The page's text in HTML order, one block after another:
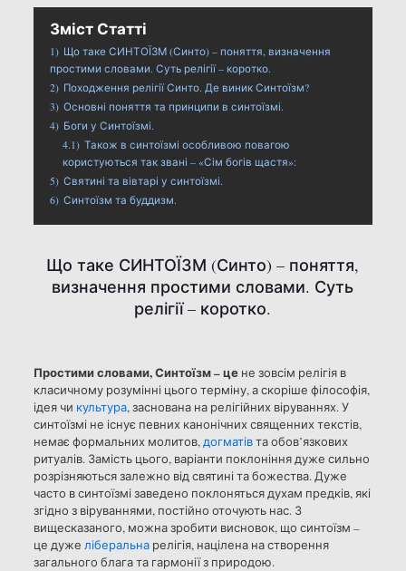
Зміст Статті
1) Що таке СИНТОЇЗМ (Синто) – поняття, визначення
простими словами. Суть релігії – коротко.
2) Походження релігії Синто. Де виник Синтоїзм?
3) Основні поняття та принципи в синтоїзмі.
4) Боги у Синтоїзмі.
4.1) Також в синтоїзмі особливою повагою
користуються так звані – «Сім богів щастя»:
5) Святині та вівтарі у синтоїзмі.
6) Синтоїзм та буддизм.
Що таке СИНТОЇЗМ (Синто) – поняття,
визначення простими словами. Суть
релігії – коротко.
Простими словами, Синтоїзм – цене зовсім релігія в
класичному розумінні цього терміну, а скоріше філософія,
ідея чи культура, заснована на релігійних віруваннях. У
синтоїзмі не існує певних канонічних священних текстів,
немає формальних молитов,догматівта обов’язкових
ритуалів. Замість цього, варіанти поклоніння дуже сильно
розрізняються залежно від святині та божества. Дуже
часто в синтоїзмі заведено поклоняться духам предків, які
згідно з віруваннями, постійно оточують нас. З
вищесказаного, можна зробити висновок, що синтоїзм –
це дуже ліберальнарелігія, націлена на створення
загального блага та гармонії з природою.